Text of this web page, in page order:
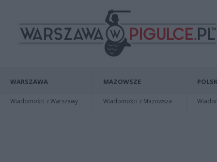
WARSZAWA
Wiadomości z Warszawy
MAZOWSZE
Wiadomości z Mazowsza